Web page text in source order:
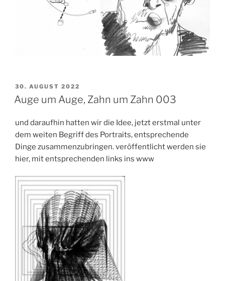
VERÖFFENTLICHT
AM
30. AUGUST 2022
Auge um Auge, Zahn um Zahn 003
und daraufhin hatten wir die Idee, jetzt erstmal unter
dem weiten Begriff des Portraits, entsprechende
Dinge zusammenzubringen. veröffentlicht werden sie
hier, mit entsprechenden links ins www